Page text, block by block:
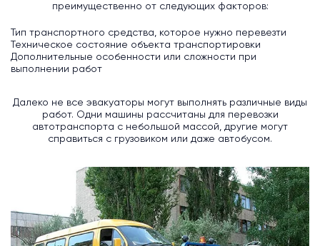
преимущественно от следующих факторов:
Тип транспортного средства, которое нужно перевезти
Техническое состояние объекта транспортировки
Дополнительные особенности или сложности при
выполнении работ
Далеко не все эвакуаторы могут выполнять различные виды
работ. Одни машины рассчитаны для перевозки
автотранспорта с небольшой массой, другие могут
справиться с грузовиком или даже автобусом.